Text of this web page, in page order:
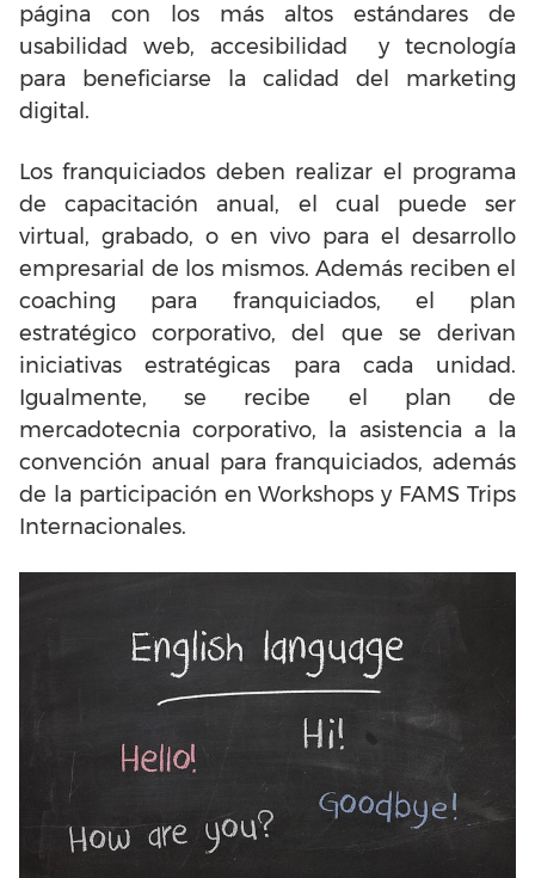
página con los más altos estándares de
usabilidad web, accesibilidad y tecnología
para beneficiarse la calidad del marketing
digital.
Los franquiciados deben realizar el programa
de capacitación anual, el cual puede ser
virtual, grabado, o en vivo para el desarrollo
empresarial de los mismos. Además reciben el
coaching para franquiciados, el plan
estratégico corporativo, del que se derivan
iniciativas estratégicas para cada unidad.
Igualmente, se recibe el plan de
mercadotecnia corporativo, la asistencia a la
convención anual para franquiciados, además
de la participación en Workshops y FAMS Trips
Internacionales.